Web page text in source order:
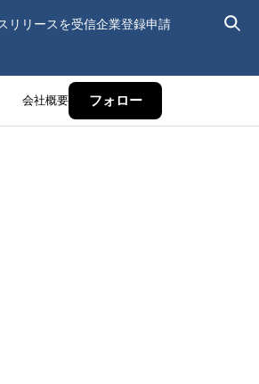
リリースを受信企業登録申請
会社概要 フォロー